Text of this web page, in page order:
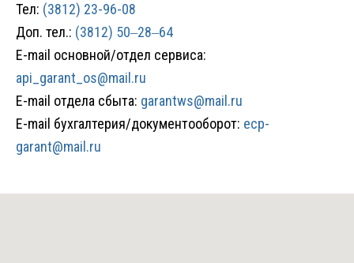
Тел: (3812) 23-96-08
Доп. тел.: (3812) 50‒28‒64
E-mail основной/отдел сервиса:
api_garant_os@mail.ru
E-mail отдела сбыта: garantws@mail.ru
E-mail бухгалтерия/документооборот: ecp-
garant@mail.ru